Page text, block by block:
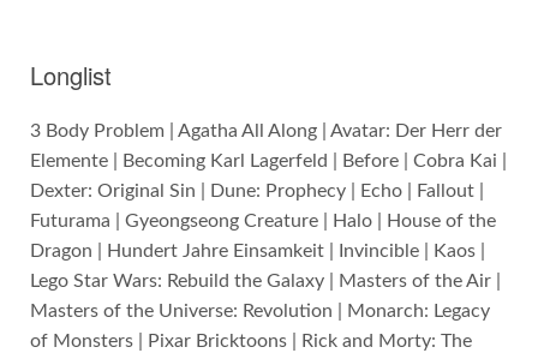
Longlist
3 Body Problem | Agatha All Along | Avatar: Der Herr der
Elemente | Becoming Karl Lagerfeld | Before | Cobra Kai |
Dexter: Original Sin | Dune: Prophecy | Echo | Fallout |
Futurama | Gyeongseong Creature | Halo | House of the
Dragon | Hundert Jahre Einsamkeit | Invincible | Kaos |
Lego Star Wars: Rebuild the Galaxy | Masters of the Air |
Masters of the Universe: Revolution | Monarch: Legacy
of Monsters | Pixar Bricktoons | Rick and Morty: The